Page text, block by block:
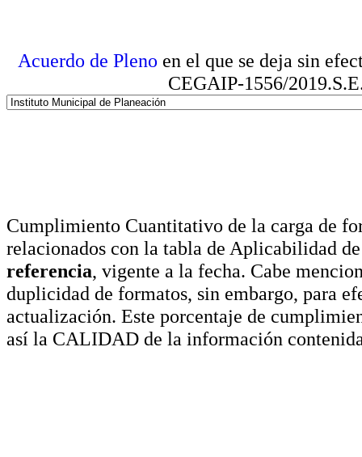
Acuerdo de Pleno en el que se deja sin
CEGAIP-1556/
Cumplimiento Cuantitativo de la carga de
relacionados con la tabla de Aplicabilidad
referencia, vigente a la fecha. Cabe
duplicidad de formatos, sin embargo, para
actualización. Este porcentaje de
así la CALIDAD de la información